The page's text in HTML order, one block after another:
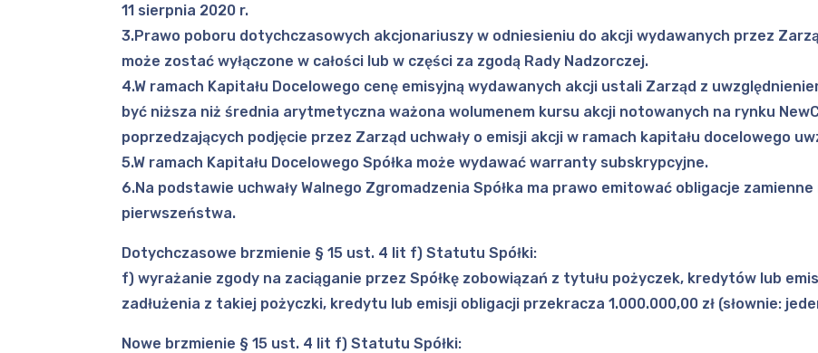
11 sierpnia 2020 r.
3.Prawo poboru dotychczasowych akcjonariuszy w odniesieniu do akcji wydawanych przez
może zostać wyłączone w całości lub w części za zgodą Rady Nadzorczej.
4.W ramach Kapitału Docelowego cenę emisyjną wydawanych akcji ustali Zarząd z
być niższa niż średnia arytmetyczna ważona wolumenem kursu akcji notowanych na rynku
poprzedzających podjęcie przez Zarząd uchwały o emisji akcji w ramach kapitału docelowego
5.W ramach Kapitału Docelowego Spółka może wydawać warranty subskrypcyjne.
6.Na podstawie uchwały Walnego Zgromadzenia Spółka ma prawo emitować obligacje
pierwszeństwa.
Dotychczasowe brzmienie § 15 ust. 4 lit f) Statutu Spółki:
f) wyrażanie zgody na zaciąganie przez Spółkę zobowiązań z tytułu pożyczek, kredytów lub
zadłużenia z takiej pożyczki, kredytu lub emisji obligacji przekracza 1.000.000,00 zł (słownie:
Nowe brzmienie § 15 ust. 4 lit f) Statutu Spółki: